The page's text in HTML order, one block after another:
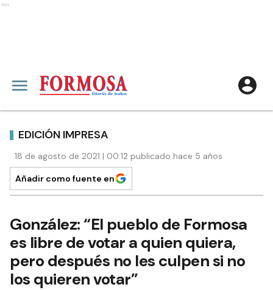
Ads
EDICIÓN IMPRESA
18 de agosto de 2021 | 00:12 publicado hace 5 años
Añadir como fuente en
González: “El pueblo de Formosa
es libre de votar a quien quiera,
pero después no les culpen si no
los quieren votar”